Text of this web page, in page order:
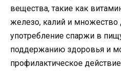
вещества, такие как
железо, калий и множество
употребление спаржи в
поддержанию здоровья и
профилактическое